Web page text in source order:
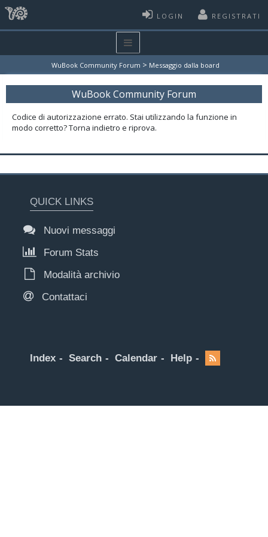
LOGIN REGISTRATI
WuBook Community Forum > Messaggio dalla board
WuBook Community Forum
Codice di autorizzazione errato. Stai utilizzando la funzione in
modo corretto? Torna indietro e riprova.
QUICK LINKS
Nuovi messaggi
Forum Stats
Modalità archivio
Contattaci
Index Search Calendar Help